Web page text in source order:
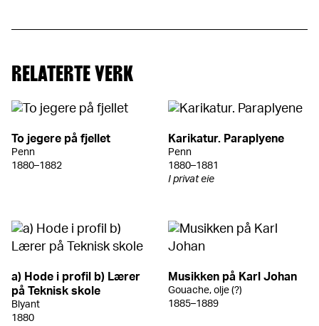
RELATERTE VERK
To jegere på fjellet
Penn
1880–1882
Karikatur. Paraplyene
Penn
1880–1881
I privat eie
a) Hode i profil b) Lærer
på Teknisk skole
Blyant
1880
Musikken på Karl Johan
Gouache, olje (?)
1885–1889